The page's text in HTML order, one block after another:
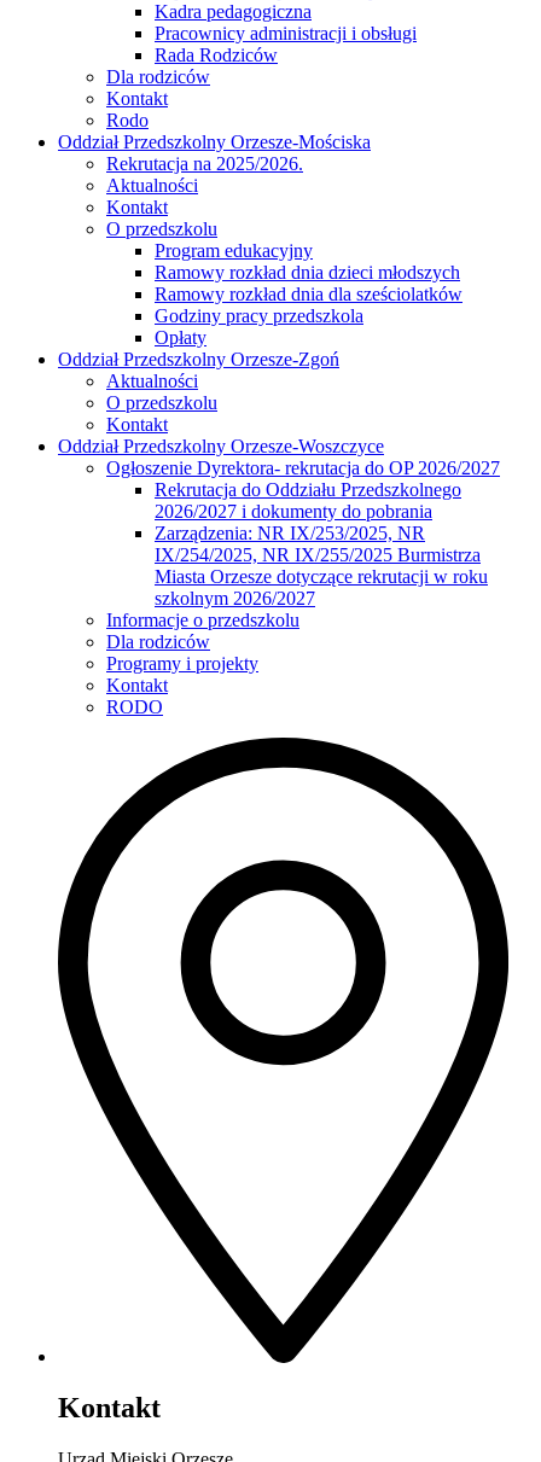
Kadra pedagogiczna
Pracownicy administracji i obsługi
Rada Rodziców
Dla rodziców
Kontakt
Rodo
Oddział Przedszkolny Orzesze-Mościska
Rekrutacja na 2025/2026.
Aktualności
Kontakt
O przedszkolu
Program edukacyjny
Ramowy rozkład dnia dzieci młodszych
Ramowy rozkład dnia dla sześciolatków
Godziny pracy przedszkola
Opłaty
Oddział Przedszkolny Orzesze-Zgoń
Aktualności
O przedszkolu
Kontakt
Oddział Przedszkolny Orzesze-Woszczyce
Ogłoszenie Dyrektora- rekrutacja do OP 2026/2027
Rekrutacja do Oddziału Przedszkolnego
2026/2027 i dokumenty do pobrania
Zarządzenia: NR IX/253/2025, NR
IX/254/2025, NR IX/255/2025 Burmistrza
Miasta Orzesze dotyczące rekrutacji w roku
szkolnym 2026/2027
Informacje o przedszkolu
Dla rodziców
Programy i projekty
Kontakt
RODO
Kontakt